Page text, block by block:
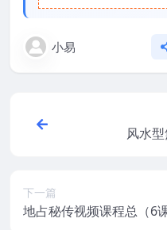
小易
风水
下一篇
地占秘传视频课程总（6课